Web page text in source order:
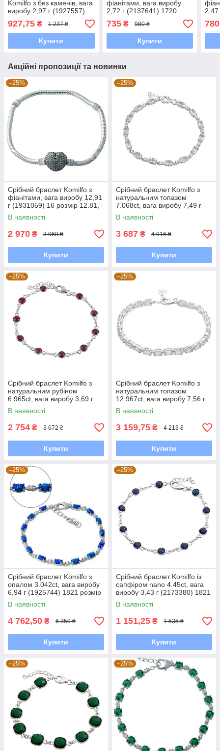
Komilfo з без каменів, вага
виробу 2,97 г (1927557)
2326 розмір
927,75 ₴ 1 237 ₴
Купити
фіанітами, вага виробу
2,72 г (2137641) 1720
розмір
735₴ 980 ₴
Купити
2,47
Акційні пропозиції та новинки
–25%
Срібний браслет Komilfo з
фіанітами, вага виробу 12,91
г (1931059) 16 розмір 12.81,
17 см
В наявності
2 970 ₴ 3 960 ₴
Купити
–25%
Срібний браслет Komilfo з
натуральним топазом
7.068ct, вага виробу 7,49 г
(2092940) 1720 розмір
В наявності
3 687 ₴ 4 916 ₴
Купити
–25%
Срібний браслет Komilfo з
натуральним рубіном
6.965ct, вага виробу 3,69 г
(2118213) 1821 розмір
В наявності
2 754 ₴ 3 672 ₴
Купити
–25%
Срібний браслет Komilfo з
натуральним топазом
12.967ct, вага виробу 7,56 г
(2166627) 1720 розмір
В наявності
3 159,75 ₴ 4 213 ₴
Купити
–25%
Срібний браслет Komilfo з
опалом 3.042ct, вага виробу
6,94 г (1925744) 1821 розмір
В наявності
4 762,50 ₴ 6 350 ₴
Купити
–25%
Срібний браслет Komilfo із
сапфіром nano 4.45ct, вага
виробу 3,43 г (2173380) 1821
розмір
В наявності
1 151,25 ₴ 1 535 ₴
Купити
–25% –25%